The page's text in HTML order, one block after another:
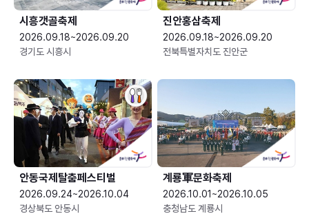
시흥갯골축제
2026.09.18~2026.09.20
경기도 시흥시
진안홍삼축제
2026.09.18~2026.09.20
전북특별자치도 진안군
안동국제탈춤페스티벌
2026.09.24~2026.10.04
경상북도 안동시
2026.10.01~2026.10.05
충청남도 계룡시